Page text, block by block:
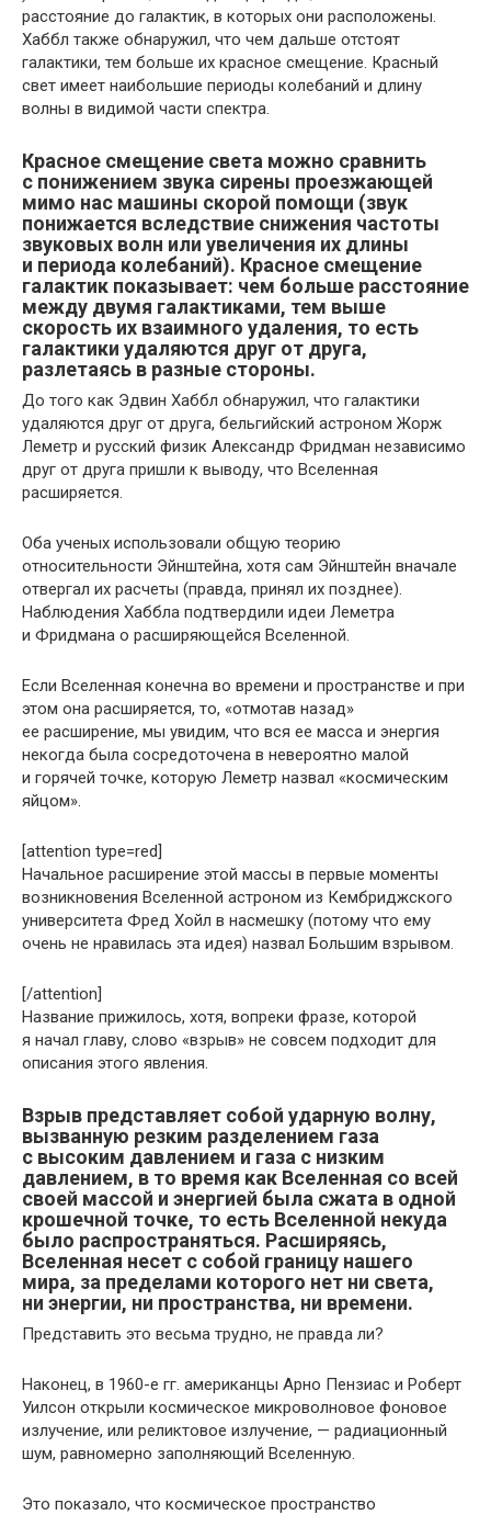
расстояние до галактик, в которых они расположены.
Хаббл также обнаружил, что чем дальше отстоят
галактики, тем больше их красное смещение. Красный
свет имеет наибольшие периоды колебаний и длину
волны в видимой части спектра.
Красное смещение света можно сравнить
с понижением звука сирены проезжающей
мимо нас машины скорой помощи (звук
понижается вследствие снижения частоты
звуковых волн или увеличения их длины
и периода колебаний). Красное смещение
галактик показывает: чем больше расстояние
между двумя галактиками, тем выше
скорость их взаимного удаления, то есть
галактики удаляются друг от друга,
разлетаясь в разные стороны.
До того как Эдвин Хаббл обнаружил, что галактики
удаляются друг от друга, бельгийский астроном Жорж
Леметр и русский физик Александр Фридман независимо
друг от друга пришли к выводу, что Вселенная
расширяется.
Оба ученых использовали общую теорию
относительности Эйнштейна, хотя сам Эйнштейн вначале
отвергал их расчеты (правда, принял их позднее).
Наблюдения Хаббла подтвердили идеи Леметра
и Фридмана о расширяющейся Вселенной.
Если Вселенная конечна во времени и пространстве и при
этом она расширяется, то, «отмотав назад»
ее расширение, мы увидим, что вся ее масса и энергия
некогда была сосредоточена в невероятно малой
и горячей точке, которую Леметр назвал «космическим
яйцом».
[attention type=red]
Начальное расширение этой массы в первые моменты
возникновения Вселенной астроном из Кембриджского
университета Фред Хойл в насмешку (потому что ему
очень не нравилась эта идея) назвал Большим взрывом.
[/attention]
Название прижилось, хотя, вопреки фразе, которой
я начал главу, слово «взрыв» не совсем подходит для
описания этого явления.
Взрыв представляет собой ударную волну,
вызванную резким разделением газа
с высоким давлением и газа с низким
давлением, в то время как Вселенная со всей
своей массой и энергией была сжата в одной
крошечной точке, то есть Вселенной некуда
было распространяться. Расширяясь,
Вселенная несет с собой границу нашего
мира, за пределами которого нет ни света,
ни энергии, ни пространства, ни времени.
Представить это весьма трудно, не правда ли?
Наконец, в 1960-е гг. американцы Арно Пензиас и Роберт
Уилсон открыли космическое микроволновое фоновое
излучение, или реликтовое излучение, — радиационный
шум, равномерно заполняющий Вселенную.
Это показало, что космическое пространство